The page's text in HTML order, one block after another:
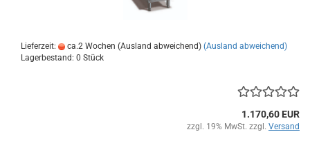
Lieferzeit: ca.2 Wochen (Ausland abweichend) (Ausland abweichend)
Lagerbestand: 0 Stück
1.170,60 EUR
zzgl. 19% MwSt. zzgl. Versand